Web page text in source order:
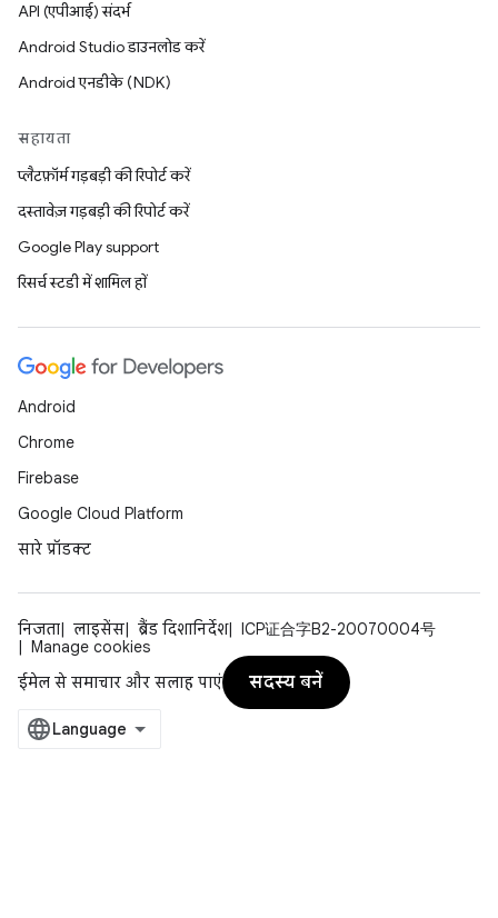
API (एपीआई) संदर्भ
Android Studio डाउनलोड करें
Android एनडीके (NDK)
सहायता
प्लैटफ़ॉर्म गड़बड़ी की रिपोर्ट करें
दस्तावेज़ गड़बड़ी की रिपोर्ट करें
Google Play support
रिसर्च स्टडी में शामिल हों
Android
Chrome
Firebase
Google Cloud Platform
सारे प्रॉडक्ट
निजता लाइसेंस ब्रैंड दिशानिर्देश
ICP证合字B2-20070004号
Manage cookies
ईमेल से समाचार और सलाह पाएं
सदस्य बनें